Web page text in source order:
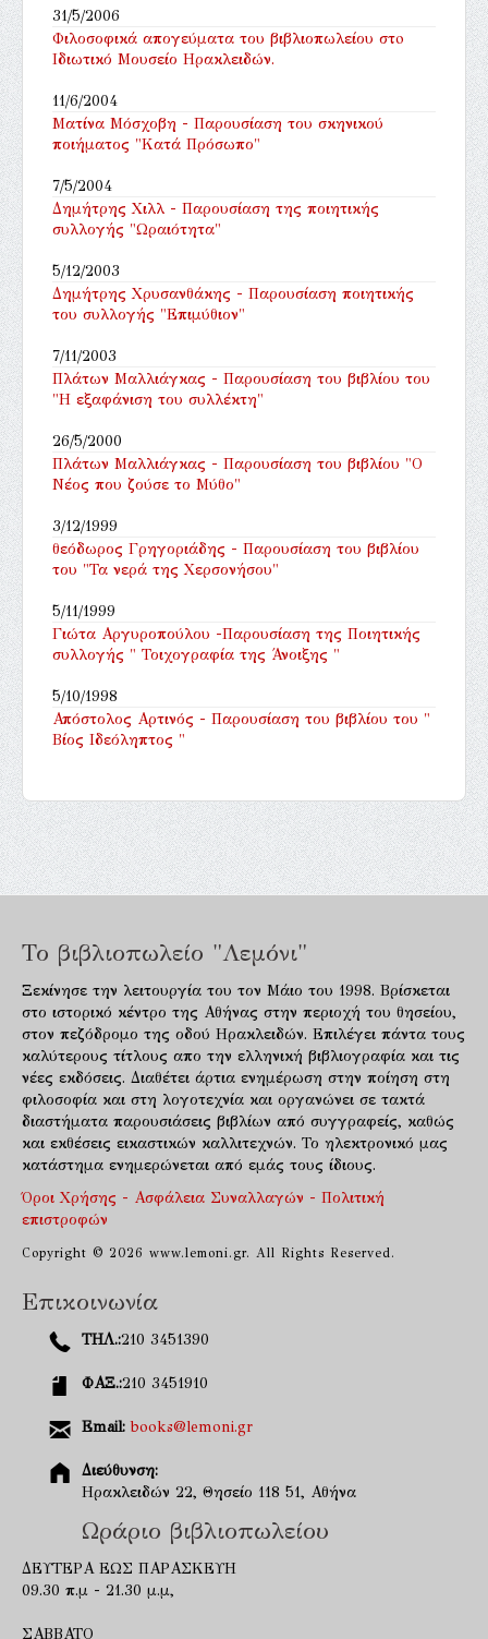
31/5/2006
Φιλοσοφικά απογεύματα του βιβλιοπωλείου στo
Ιδιωτικό Μουσείο Ηρακλειδών.
11/6/2004
Ματίνα Μόσχοβη - Παρουσίαση του σκηνικού
ποιήματος "Κατά Πρόσωπο"
7/5/2004
Δημήτρης Χιλλ - Παρουσίαση της ποιητικής
συλλογής "Ωραιότητα"
5/12/2003
Δημήτρης Χρυσανθάκης - Παρουσίαση ποιητικής
του συλλογής "Επιμύθιον"
7/11/2003
Πλάτων Μαλλιάγκας - Παρουσίαση του βιβλίου του
"Η εξαφάνιση του συλλέκτη"
26/5/2000
Πλάτων Μαλλιάγκας - Παρουσίαση του βιβλίου "Ο
Νέος που ζούσε το Μύθο"
3/12/1999
θεόδωρος Γρηγοριάδης - Παρουσίαση του βιβλίου
του "Τα νερά της Χερσονήσου"
5/11/1999
Γιώτα Αργυροπούλου -Παρουσίαση της Ποιητικής
συλλογής " Τοιχογραφία της Άνοιξης "
5/10/1998
Απόστολος Αρτινός - Παρουσίαση του βιβλίου του "
Βίος Ιδεόληπτος "
Το βιβλιοπωλείο "Λεμόνι"
Ξεκίνησε την λειτουργία του τον Μάιο του 1998. Βρίσκεται
στο ιστορικό κέντρο της Αθήνας στην περιοχή του θησείου,
στον πεζόδρομο της οδού Ηρακλειδών. Επιλέγει πάντα τους
καλύτερους τίτλους απο την ελληνική βιβλιογραφία και τις
νέες εκδόσεις. Διαθέτει άρτια ενημέρωση στην ποίηση στη
φιλοσοφία και στη λογοτεχνία και οργανώνει σε τακτά
διαστήματα παρουσιάσεις βιβλίων από συγγραφείς, καθώς
και εκθέσεις εικαστικών καλλιτεχνών. Το ηλεκτρονικό μας
κατάστημα ενημερώνεται από εμάς τους ίδιους.
Όροι Χρήσης - Ασφάλεια Συναλλαγών - Πολιτική
επιστροφών
Copyright © 2026 www.lemoni.gr. All Rights Reserved.
Επικοινωνία
ΤΗΛ.:210 3451390
ΦΑΞ.:210 3451910
Email: books@lemoni.gr
Διεύθυνση:
Ηρακλειδών 22, Θησείο 118 51, Αθήνα
Ωράριο βιβλιοπωλείου
ΔΕΥΤΕΡΑ ΕΩΣ ΠΑΡΑΣΚΕΥΗ
09.30 π.μ - 21.30 μ.μ,
ΣΑΒΒΑΤΟ